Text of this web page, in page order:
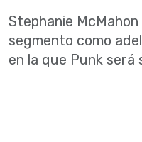
Stephanie
segmento como
en la que Punk